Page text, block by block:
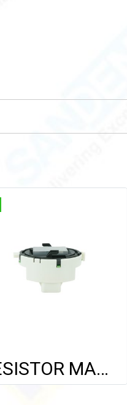
RESISTOR MAZDA 2 SKYACTIV,3 SKYACTIV/CX-3'13-'18 (AIR AUTO)